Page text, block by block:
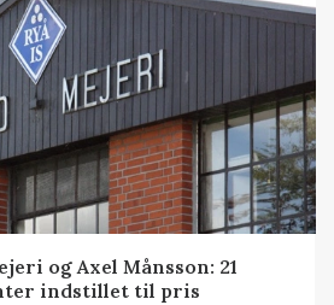
og Axel Månsson: 21
indstillet til pris